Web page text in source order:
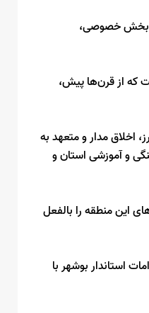
و بخش خصوصی،
که از قرن‌ها پیش،
اخلاق مدار و متعهد به
و آموزشی استان و
این منطقه را بالفعل
استاندار بوشهر با